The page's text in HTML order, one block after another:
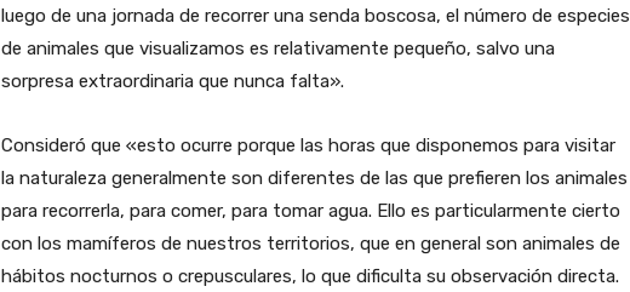
luego de una jornada de recorrer una senda boscosa, el número de especies
de animales que visualizamos es relativamente pequeño, salvo una
sorpresa extraordinaria que nunca falta».
Consideró que «esto ocurre porque las horas que disponemos para visitar
la naturaleza generalmente son diferentes de las que prefieren los animales
para recorrerla, para comer, para tomar agua. Ello es particularmente cierto
con los mamíferos de nuestros territorios, que en general son animales de
hábitos nocturnos o crepusculares, lo que dificulta su observación directa.